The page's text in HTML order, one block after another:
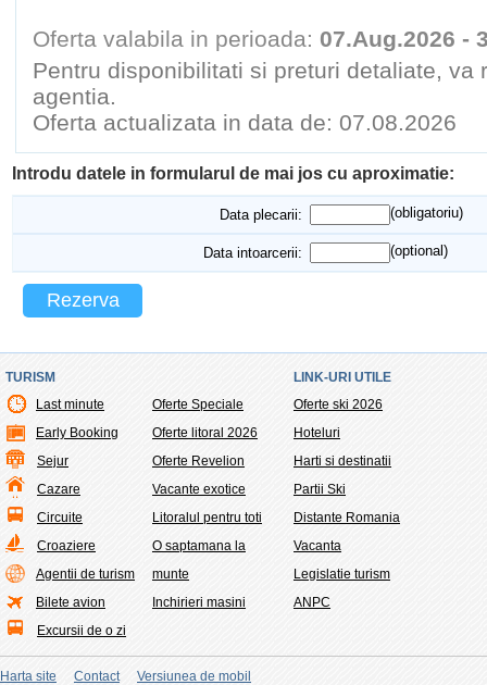
Oferta valabila in perioada: 07.Aug.2026 -
Pentru disponibilitati si preturi detaliate, va
agentia.
Oferta actualizata in data de: 07.08.2026
Introdu datele in formularul de mai jos cu aproximatie:
Data plecarii: (obligatoriu)
Data intoarcerii: (optional)
Rezerva
TURISM
Last minute
Early Booking
Sejur
Cazare
Circuite
Croaziere
Agentii de turism
Bilete avion
Excursii de o zi
Oferte Speciale
Oferte litoral 2026
Oferte Revelion
Vacante exotice
Litoralul pentru toti
O saptamana la
munte
Inchirieri masini
LINK-URI UTILE
Oferte ski 2026
Hoteluri
Harti si destinatii
Partii Ski
Distante Romania
Vacanta
Legislatie turism
ANPC
Harta site Contact Versiunea de mobil